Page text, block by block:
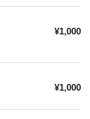
¥1,000
¥1,000